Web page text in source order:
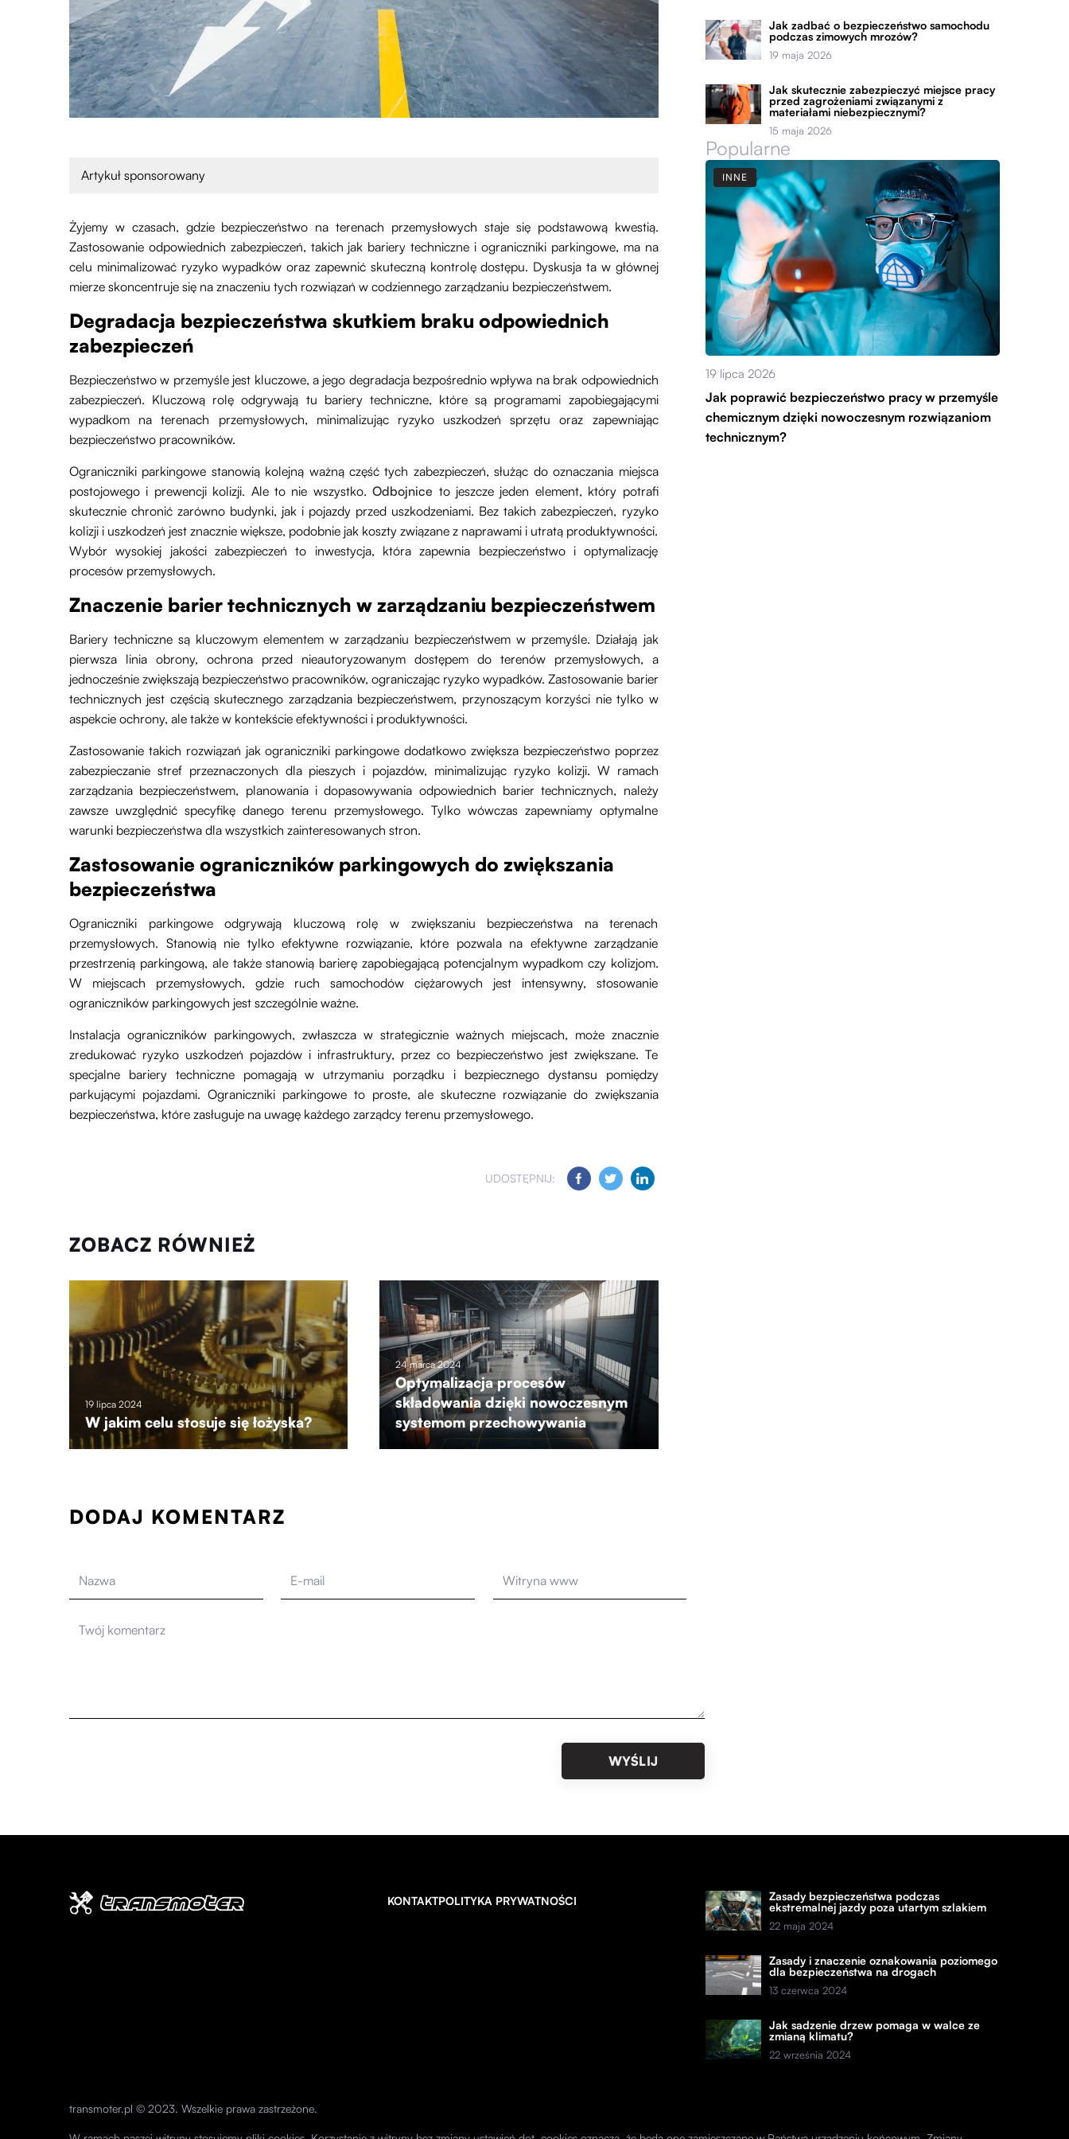
Artykuł sponsorowany
Żyjemy w czasach, gdzie bezpieczeństwo na terenach przemysłowych staje się podstawową kwestią.
Zastosowanie odpowiednich zabezpieczeń, takich jak bariery techniczne i ograniczniki parkingowe, ma na
celu minimalizować ryzyko wypadków oraz zapewnić skuteczną kontrolę dostępu. Dyskusja ta w głównej
mierze skoncentruje się na znaczeniu tych rozwiązań w codziennego zarządzaniu bezpieczeństwem.
Degradacja bezpieczeństwa skutkiem braku odpowiednich
zabezpieczeń
Bezpieczeństwo w przemyśle jest kluczowe, a jego degradacja bezpośrednio wpływa na brak odpowiednich
zabezpieczeń. Kluczową rolę odgrywają tu bariery techniczne, które są programami zapobiegającymi
wypadkom na terenach przemysłowych, minimalizując ryzyko uszkodzeń sprzętu oraz zapewniając
bezpieczeństwo pracowników.
Ograniczniki parkingowe stanowią kolejną ważną część tych zabezpieczeń, służąc do oznaczania miejsca
postojowego i prewencji kolizji. Ale to nie wszystko.Odbojnice to jeszcze jeden element, który potrafi
skutecznie chronić zarówno budynki, jak i pojazdy przed uszkodzeniami. Bez takich zabezpieczeń, ryzyko
kolizji i uszkodzeń jest znacznie większe, podobnie jak koszty związane z naprawami i utratą produktywności.
Wybór wysokiej jakości zabezpieczeń to inwestycja, która zapewnia bezpieczeństwo i optymalizację
procesów przemysłowych.
Znaczenie barier technicznych w zarządzaniu bezpieczeństwem
Bariery techniczne są kluczowym elementem w zarządzaniu bezpieczeństwem w przemyśle. Działają jak
pierwsza linia obrony, ochrona przed nieautoryzowanym dostępem do terenów przemysłowych, a
jednocześnie zwiększają bezpieczeństwo pracowników, ograniczając ryzyko wypadków. Zastosowanie barier
technicznych jest częścią skutecznego zarządzania bezpieczeństwem, przynoszącym korzyści nie tylko w
aspekcie ochrony, ale także w kontekście efektywności i produktywności.
Zastosowanie takich rozwiązań jak ograniczniki parkingowe dodatkowo zwiększa bezpieczeństwo poprzez
zabezpieczanie stref przeznaczonych dla pieszych i pojazdów, minimalizując ryzyko kolizji. W ramach
zarządzania bezpieczeństwem, planowania i dopasowywania odpowiednich barier technicznych, należy
zawsze uwzględnić specyfikę danego terenu przemysłowego. Tylko wówczas zapewniamy optymalne
warunki bezpieczeństwa dla wszystkich zainteresowanych stron.
Zastosowanie ograniczników parkingowych do zwiększania
bezpieczeństwa
Ograniczniki parkingowe odgrywają kluczową rolę w zwiększaniu bezpieczeństwa na terenach
przemysłowych. Stanowią nie tylko efektywne rozwiązanie, które pozwala na efektywne zarządzanie
przestrzenią parkingową, ale także stanowią barierę zapobiegającą potencjalnym wypadkom czy kolizjom.
W miejscach przemysłowych, gdzie ruch samochodów ciężarowych jest intensywny, stosowanie
ograniczników parkingowych jest szczególnie ważne.
Instalacja ograniczników parkingowych, zwłaszcza w strategicznie ważnych miejscach, może znacznie
zredukować ryzyko uszkodzeń pojazdów i infrastruktury, przez co bezpieczeństwo jest zwiększane. Te
specjalne bariery techniczne pomagają w utrzymaniu porządku i bezpiecznego dystansu pomiędzy
parkującymi pojazdami. Ograniczniki parkingowe to proste, ale skuteczne rozwiązanie do zwiększania
bezpieczeństwa, które zasługuje na uwagę każdego zarządcy terenu przemysłowego.
UDOSTĘPNIJ:
ZOBACZ RÓWNIEŻ
19 lipca 2024
W jakim celu stosuje się łożyska?
24 marca 2024
Optymalizacja procesów
składowania dzięki nowoczesnym
systemom przechowywania
Jak zadbać o bezpieczeństwo samochodu
podczas zimowych mrozów?
19 maja 2026
Jak skutecznie zabezpieczyć miejsce pracy
przed zagrożeniami związanymi z
materiałami niebezpiecznymi?
15 maja 2026
Popularne
INNE
19 lipca 2026
Jak poprawić bezpieczeństwo pracy w przemyśle
chemicznym dzięki nowoczesnym rozwiązaniom
technicznym?
DODAJ KOMENTARZ
KONTAKTPOLITYKA PRYWATNOŚCI
Zasady bezpieczeństwa podczas
ekstremalnej jazdy poza utartym szlakiem
22 maja 2024
Zasady i znaczenie oznakowania poziomego
dla bezpieczeństwa na drogach
13 czerwca 2024
Jak sadzenie drzew pomaga w walce ze
zmianą klimatu?
22 września 2024
transmoter.pl © 2023. Wszelkie prawa zastrzeżone.